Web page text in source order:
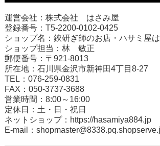
運営会社：株式会社 はさみ屋
登録番号：T5-2200-0102-0425
ショップ名：鋏研ぎ師のお店・ハサミ屋
ショップ担当：林 敏正
郵便番号：〒921-8013
所在地：石川県金沢市新神田4丁目8-27
TEL：076-259-0831
FAX：050-3737-3688
営業時間：8:00～16:00
定休日：土・日・祝日
ネットショップ： https://hasamiya884.jp
E-mail：